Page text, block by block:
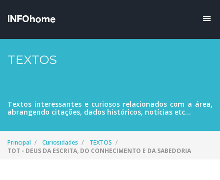
TEXTOS
Textos interessantes e curiosos relacionados com a área,
abrangendo citações, dados históricos, notícias etc...
Principal Curiosidades
TEXTOS
TOT - DEUS DA ESCRITA, DO CONHECIMENTO E DA SABEDORIA